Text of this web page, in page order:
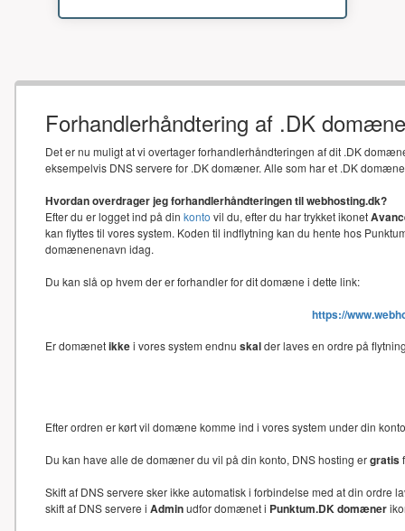
Forhandlerhåndtering af .DK
Det er nu muligt at vi overtager forhandlerhåndteringen af dit .DK
eksempelvis DNS servere for .DK domæner. Alle som har et .DK
Hvordan overdrager jeg forhandlerhåndteringen til webhosting.dk?
Efter du er logget ind på din konto vil du, efter du har trykket ikonet
kan flyttes til vores system. Koden til indflytning kan du hente hos
domænenenavn idag.
Du kan slå op hvem der er forhandler for dit domæne i dette link:
https://
Er domænetikkei vores system endnu skalder laves en ordre på
Efter ordren er kørt vil domæne komme ind i vores system under din
Du kan have alle de domæner du vil på din konto, DNS hosting ergratis
Skift af DNS servere sker ikke automatisk i forbindelse med at din
skift af DNS servere i Adminudfor domænet i Punktum.DK domæner